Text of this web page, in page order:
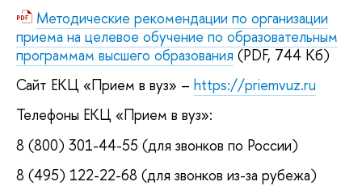
Методические рекомендации по организации
приема на целевое обучение по образовательным
программам высшего образования (PDF, 744 Кб)
Сайт ЕКЦ «Прием в вуз» – https://priemvuz.ru
Телефоны ЕКЦ «Прием в вуз»:
8 (800) 301-44-55 (для звонков по России)
8 (495) 122-22-68 (для звонков из-за рубежа)